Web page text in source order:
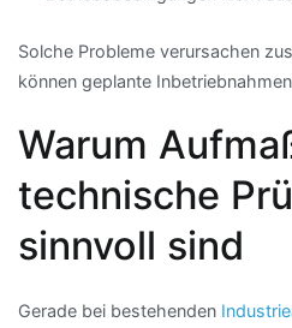
Solche Probleme verursachen
können geplante
Warum
technische
sinnvoll sind
Gerade bei bestehenden